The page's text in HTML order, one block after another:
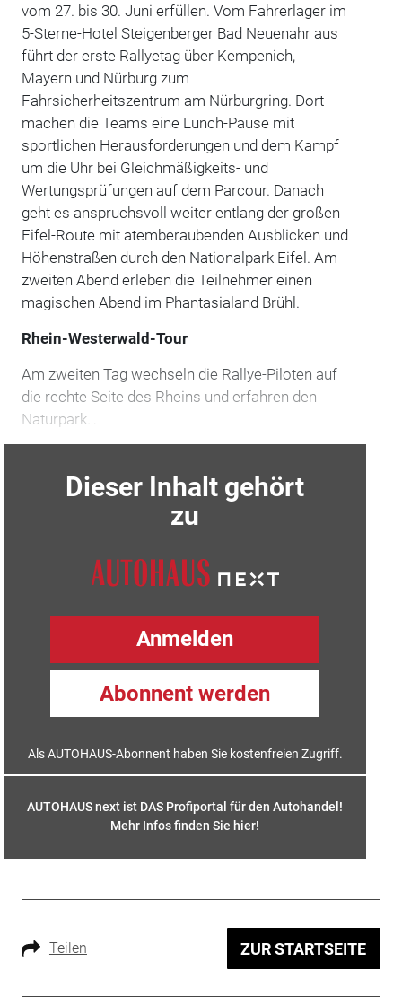
vom 27. bis 30. Juni erfüllen. Vom Fahrerlager im
5-Sterne-Hotel Steigenberger Bad Neuenahr aus
führt der erste Rallyetag über Kempenich,
Mayern und Nürburg zum
Fahrsicherheitszentrum am Nürburgring. Dort
machen die Teams eine Lunch-Pause mit
sportlichen Herausforderungen und dem Kampf
um die Uhr bei Gleichmäßigkeits- und
Wertungsprüfungen auf dem Parcour. Danach
geht es anspruchsvoll weiter entlang der großen
Eifel-Route mit atemberaubenden Ausblicken und
Höhenstraßen durch den Nationalpark Eifel. Am
zweiten Abend erleben die Teilnehmer einen
magischen Abend im Phantasialand Brühl.
Rhein-Westerwald-Tour
Am zweiten Tag wechseln die Rallye-Piloten auf
die rechte Seite des Rheins und erfahren den
Naturpark…
Dieser Inhalt gehört
zu
Anmelden
Abonnent werden
Als AUTOHAUS-Abonnent haben Sie kostenfreien Zugriff.
AUTOHAUS next ist DAS Profiportal für den Autohandel!
Mehr Infos finden Sie hier!
Teilen ZUR STARTSEITE